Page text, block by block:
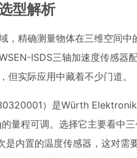
型解析
，精确测量物体在三维空间
ISDS三轴加速度传感器
但实际应用中藏着不少门道。
）是Würth
量程可调。选择它主要看中
是内置的温度传感器，这对需